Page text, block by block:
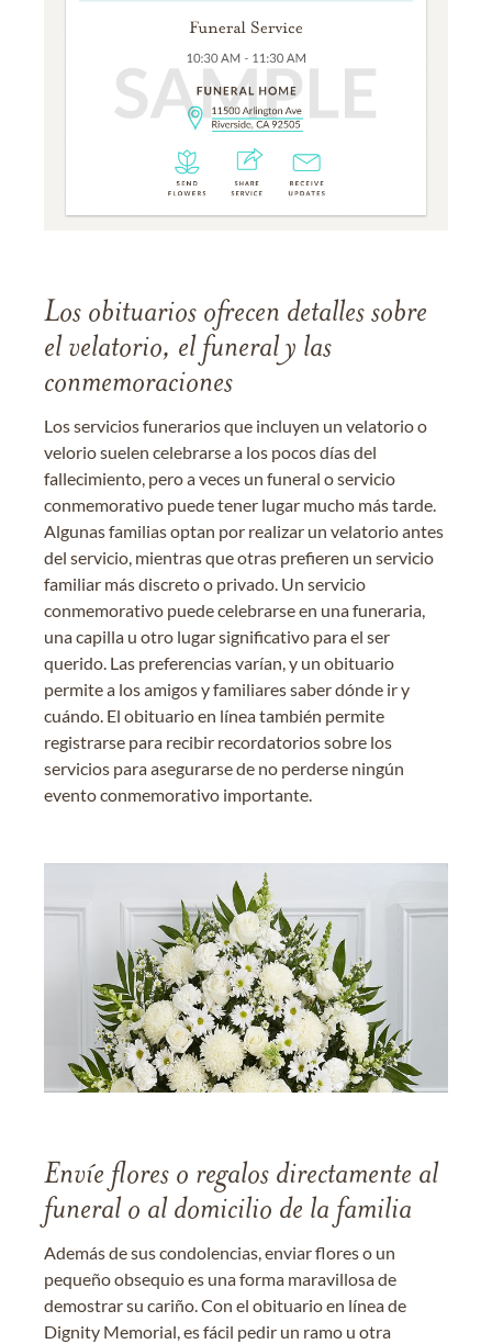
Los obituarios ofrecen detalles sobre
el velatorio, el funeral y las
conmemoraciones
Los servicios funerarios que incluyen un velatorio o
velorio suelen celebrarse a los pocos días del
fallecimiento, pero a veces un funeral o servicio
conmemorativo puede tener lugar mucho más tarde.
Algunas familias optan por realizar un velatorio antes
del servicio, mientras que otras prefieren un servicio
familiar más discreto o privado. Un servicio
conmemorativo puede celebrarse en una funeraria,
una capilla u otro lugar significativo para el ser
querido. Las preferencias varían, y un obituario
permite a los amigos y familiares saber dónde ir y
cuándo. El obituario en línea también permite
registrarse para recibir recordatorios sobre los
servicios para asegurarse de no perderse ningún
evento conmemorativo importante.
Envíe flores o regalos directamente al
funeral o al domicilio de la familia
Además de sus condolencias, enviar flores o un
pequeño obsequio es una forma maravillosa de
demostrar su cariño. Con el obituario en línea de
Dignity Memorial, es fácil pedir un ramo u otra